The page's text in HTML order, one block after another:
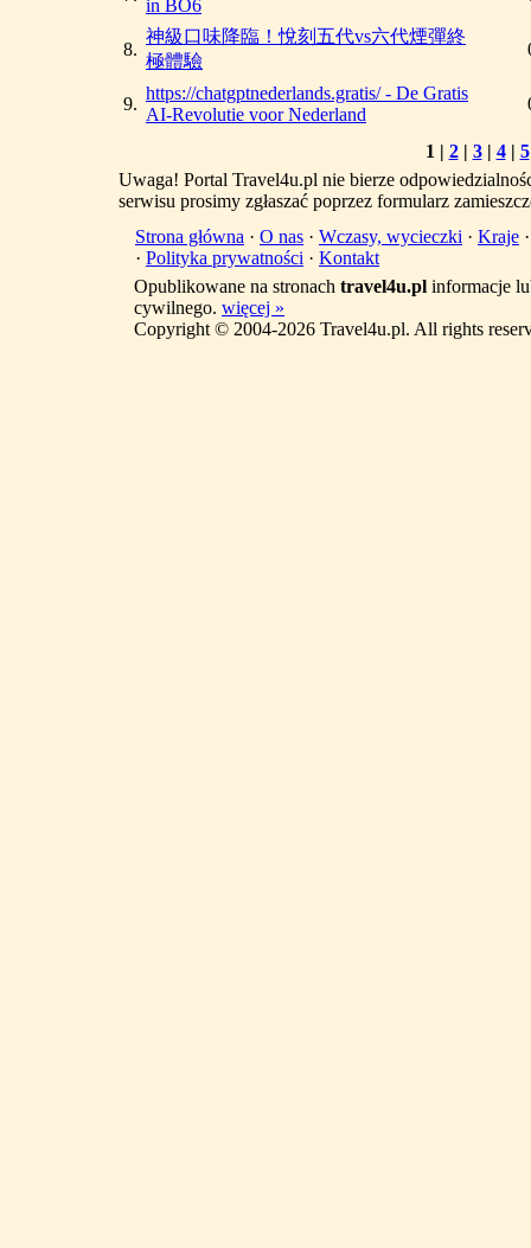
in BO6
8.
神級口味降臨！悅刻五代vs六代煙彈終
極體驗
9.
https://chatgptnederlands.gratis/ - De Gratis
AI-Revolutie voor Nederland
1 | 2| 3| 4| 5
Uwaga! Portal Travel4u.pl nie bierze
serwisu prosimy zgłaszać poprzez formularz
Strona główna · O nas · Wczasy, wycieczki · Kraje
· Polityka prywatności · Kontakt
Opublikowane na stronach travel4u.pl informacje
cywilnego. więcej »
Copyright © 2004-2026 Travel4u.pl. All rights